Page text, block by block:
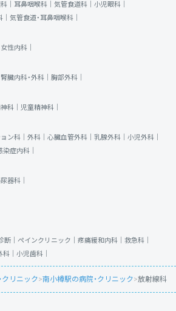
｜ 耳鼻咽喉科｜ 気管食道科｜ 小児眼科｜
気管食道・耳鼻咽喉科｜
女性内科｜
腎臓内科・外科｜ 胸部外科｜
科｜ 児童精神科｜
ン科｜ 外科｜ 心臓血管外科｜ 乳腺外科｜ 小児外科｜
染症内科｜
器科｜
断｜ ペインクリニック｜ 疼痛緩和内科｜ 救急科｜
｜ 小児歯科｜
クリニック>南小樽駅の病院・クリニック>放射線科